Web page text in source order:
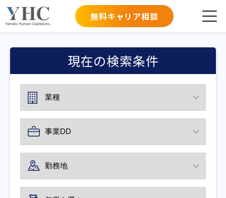
無料キャリア相談
現在の検索条件